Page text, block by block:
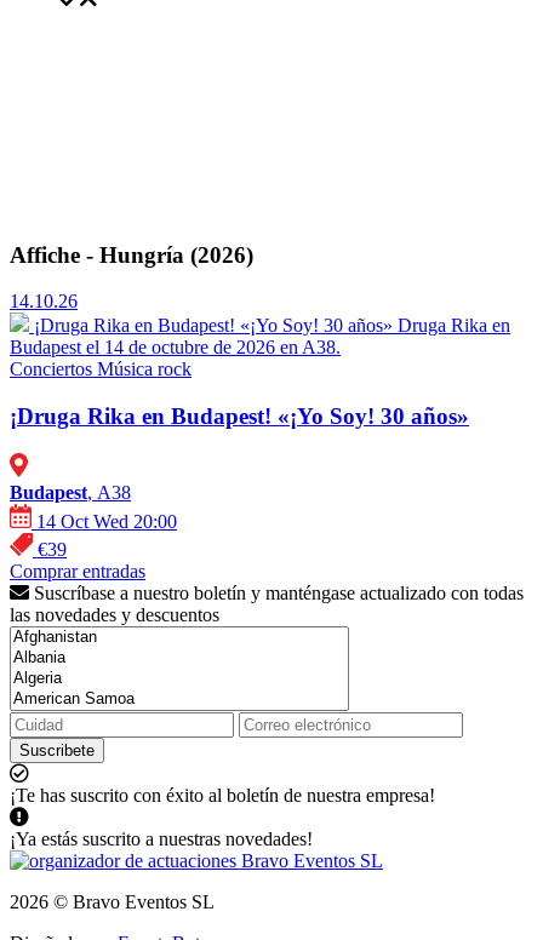
Affiche - Hungría (2026)
14.10.26
¡Druga Rika en Budapest! «¡Yo Soy! 30 años» Druga Rika en
Budapest el 14 de octubre de 2026 en A38.
Conciertos Música rock
¡Druga Rika en Budapest! «¡Yo Soy! 30 años»
Budapest, A38
14 Oct Wed 20:00
€39
Comprar entradas
Suscríbase a nuestro boletín y manténgase actualizado con todas
las novedades y descuentos
Suscribete
¡Te has suscrito con éxito al boletín de nuestra empresa!
¡Ya estás suscrito a nuestras novedades!
2026 © Bravo Eventos SL